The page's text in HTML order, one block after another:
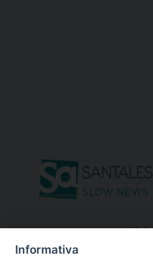
seguici
Informativa